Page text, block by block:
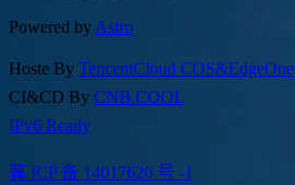
Powered by Astro
Hoste By TencentCloud COS&EdgeOne
CI&CD By CNB.COOL
IPv6 Ready
冀 ICP 备 14017620 号 -1